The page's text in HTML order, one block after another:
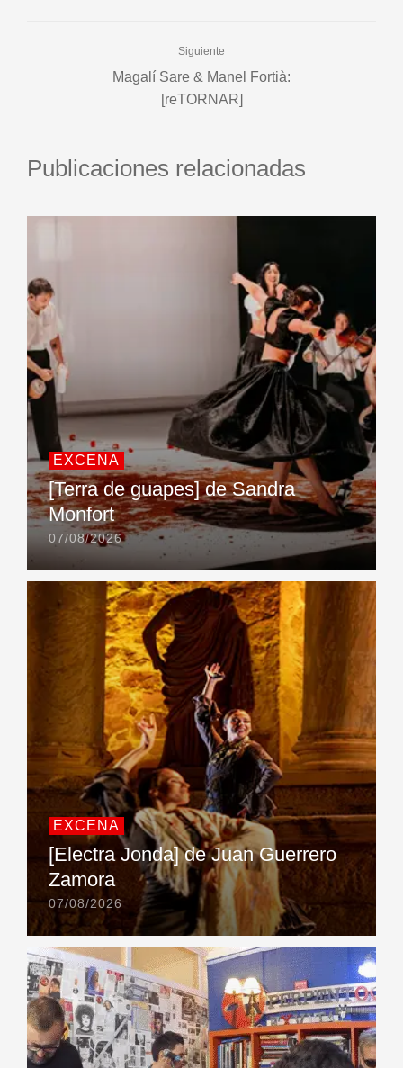
Siguiente
Magalí Sare & Manel Fortià:
[reTORNAR]
Publicaciones relacionadas
EXCENA
[Terra de guapes] de Sandra
Monfort
07/08/2026
EXCENA
[Electra Jonda] de Juan Guerrero
Zamora
07/08/2026